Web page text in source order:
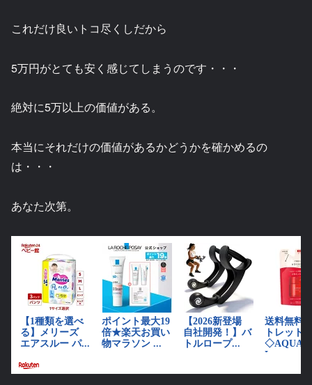
これだけ良いトコ尽くしだから
5万円がとても安く感じてしまうのです・・・
絶対に5万以上の価値がある。
本当にそれだけの価値があるかどうかを確かめるの
は・・・
あなた次第。